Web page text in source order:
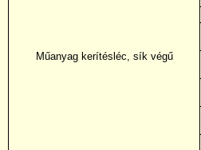
Műanyag kerítésléc, sík végű